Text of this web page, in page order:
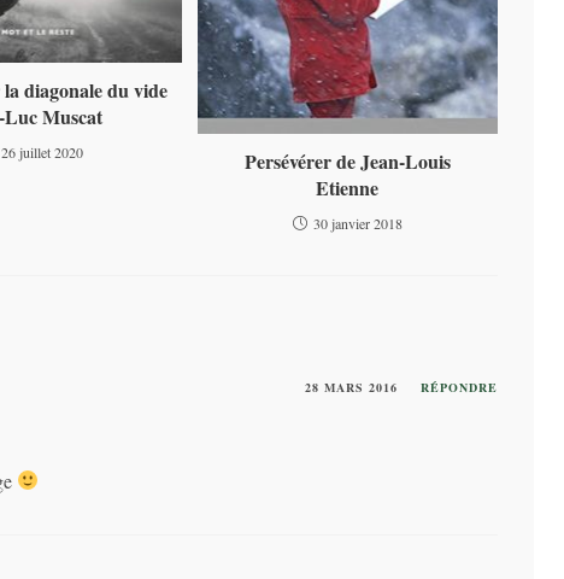
diagonale du vide
Luc Muscat
26 juillet 2020
Persévérer de Jean-Louis
Etienne
30 janvier 2018
28 MARS 2016 RÉPONDRE